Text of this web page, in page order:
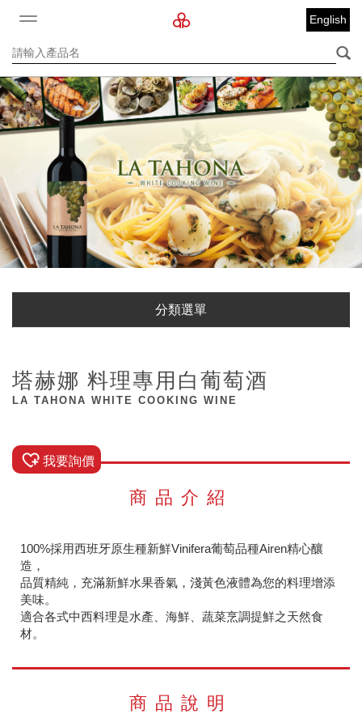
English
分類選單
塔赫娜 料理專用白葡萄酒
LA TAHONA WHITE COOKING WINE
我要詢價
商品介紹
100%採用西班牙原生種新鮮Vinifera葡萄品種Airen精心釀
造，
品質精純，充滿新鮮水果香氣，淺黃色液體為您的料理增添
美味。
適合各式中西料理是水產、海鮮、蔬菜烹調提鮮之天然食
材。
商品說明